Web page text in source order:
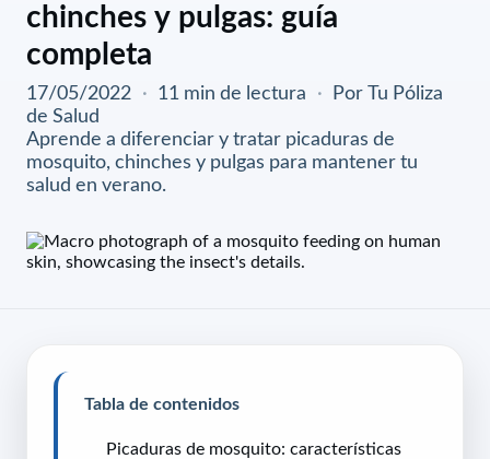
chinches y pulgas: guía
completa
17/05/2022 · 11 min de lectura ·
Por Tu Póliza
de Salud
Aprende a diferenciar y tratar picaduras de
mosquito, chinches y pulgas para mantener tu
salud en verano.
Tabla de contenidos
Picaduras de mosquito: características